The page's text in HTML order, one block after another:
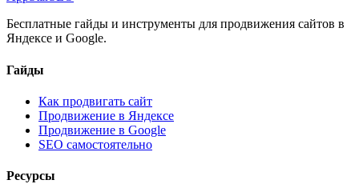
Бесплатные гайды и инструменты для продвижения сайтов в
Яндексе и Google.
Гайды
Как продвигать сайт
Продвижение в Яндексе
Продвижение в Google
SEO самостоятельно
Ресурсы